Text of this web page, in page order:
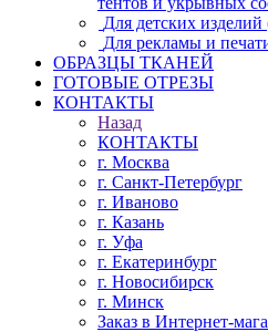
Для детских изделий
Для рекламы и
ОБРАЗЦЫ ТКАНЕЙ
ГОТОВЫЕ ОТРЕЗЫ
КОНТАКТЫ
Назад
КОНТАКТЫ
г. Москва
г. Санкт-Петербург
г. Иваново
г. Казань
г. Уфа
г. Екатеринбург
г. Новосибирск
г. Минск
Заказ в Интернет-